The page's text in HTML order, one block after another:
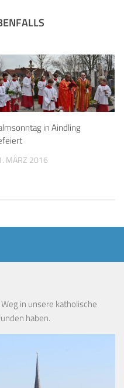
in Aindling
MÄRZ 2016
in unsere katholische
haben.